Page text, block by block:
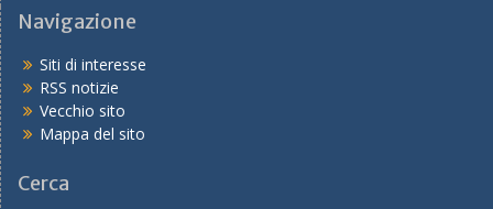
Navigazione
Siti di interesse
RSS notizie
Vecchio sito
Mappa del sito
Cerca